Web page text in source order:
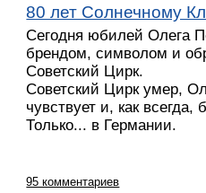
80 лет Солнечному
Сегодня юбилей Олега
брендом, символом и
Советский Цирк.
Советский Цирк умер,
чувствует и, как
Только... в Германии.
95 комментариев